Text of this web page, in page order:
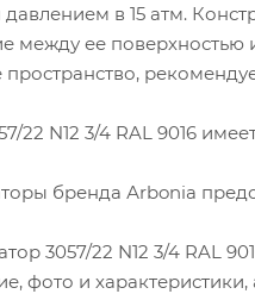
в 15 атм.
между ее
22 N12 3/4 RAL 9016
бренда Аrbonia
3057/22 N12 3/4 RAL
фото и